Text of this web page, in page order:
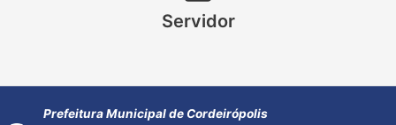
Servidor
Prefeitura Municipal de Cordeirópolis